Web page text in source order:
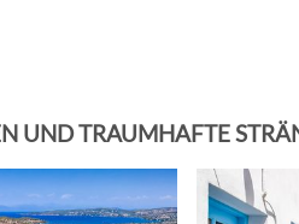
UND TRAUMHAFTE